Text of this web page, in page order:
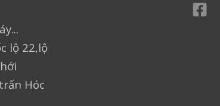
lộ 22,lộ
Hóc